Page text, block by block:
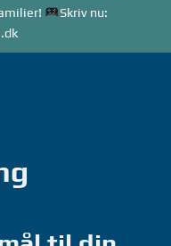
Skriv nu: